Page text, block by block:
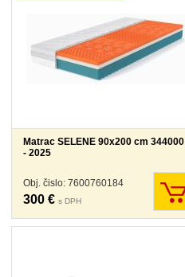
Matrac SELENE 90x200 cm 344000
- 2025
Obj. čislo: 7600760184
300 € s DPH